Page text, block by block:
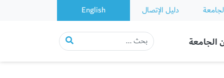
دليل الإتصال English
الجامعة